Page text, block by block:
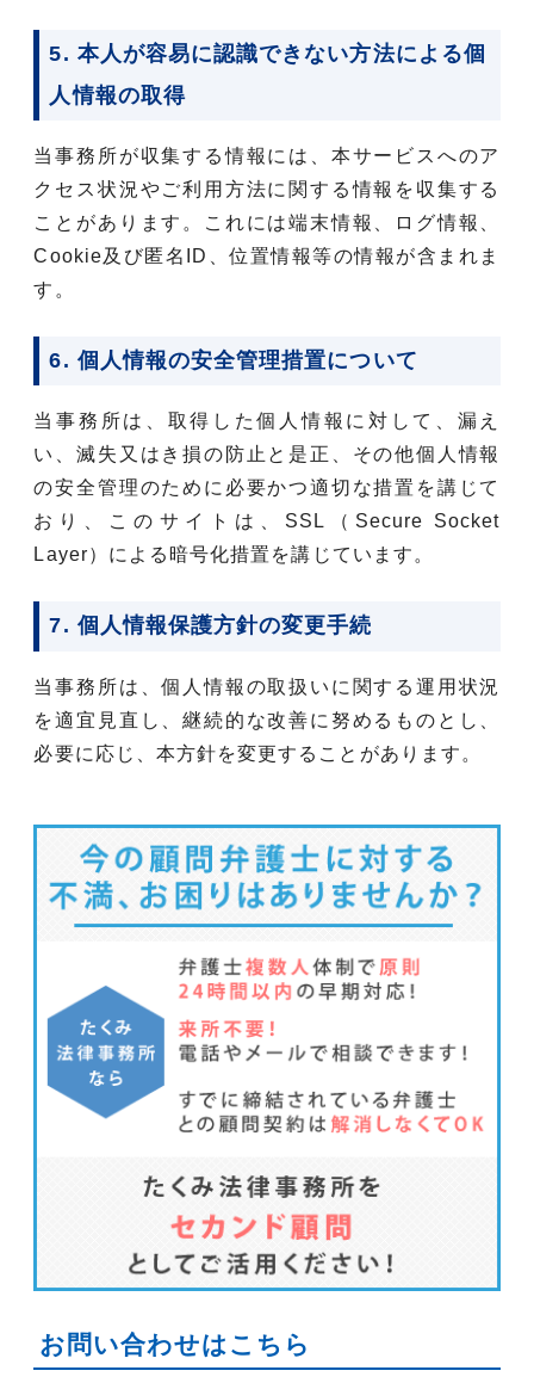
5. 本人が容易に認識できない方法による個
人情報の取得
当事務所が収集する情報には、本サービスへのア
クセス状況やご利用方法に関する情報を収集する
ことがあります。これには端末情報、ログ情報、
Cookie及び匿名ID、位置情報等の情報が含まれま
す。
6. 個人情報の安全管理措置について
当事務所は、取得した個人情報に対して、漏え
い、滅失又はき損の防止と是正、その他個人情報
の安全管理のために必要かつ適切な措置を講じて
おり、このサイトは、SSL（Secure Socket
Layer）による暗号化措置を講じています。
7. 個人情報保護方針の変更手続
当事務所は、個人情報の取扱いに関する運用状況
を適宜見直し、継続的な改善に努めるものとし、
必要に応じ、本方針を変更することがあります。
お問い合わせはこちら